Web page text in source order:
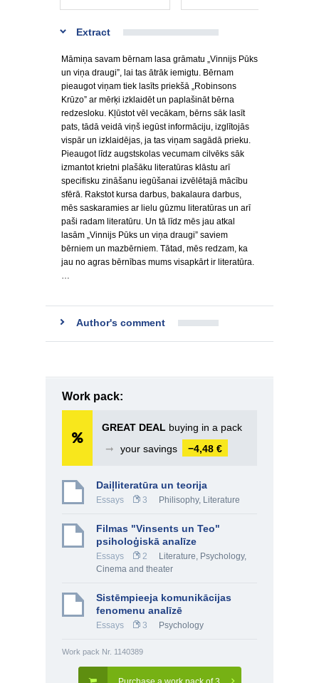
Extract
Māmiņa savam bērnam lasa grāmatu „Vinnijs Pūks
un viņa draugi”, lai tas ātrāk iemigtu. Bērnam
pieaugot viņam tiek lasīts priekšā „Robinsons
Krūzo” ar mērķi izklaidēt un paplašināt bērna
redzesloku. Kļūstot vēl vecākam, bērns sāk lasīt
pats, tādā veidā viņš iegūst informāciju, izglītojās
vispār un izklaidējas, ja tas viņam sagādā prieku.
Pieaugot līdz augstskolas vecumam cilvēks sāk
izmantot krietni plašāku literatūras klāstu arī
specifisku zināšanu iegūšanai izvēlētajā mācību
sfērā. Rakstot kursa darbus, bakalaura darbus,
mēs saskaramies ar lielu gūzmu literatūras un arī
paši radam literatūru. Un tā līdz mēs jau atkal
lasām „Vinnijs Pūks un viņa draugi” saviem
bērniem un mazbērniem. Tātad, mēs redzam, ka
jau no agras bērnības mums visapkārt ir literatūra.
…
Author's comment
Work pack:
GREAT DEAL buying in a pack
➞
your savings −4,48 €
Daiļliteratūra un teorija
Essays 3 Philisophy, Literature
Filmas "Vinsents un Teo"
psiholoģiskā analīze
Essays 2 Literature, Psychology,
Cinema and theater
Sistēmpieeja komunikācijas
fenomenu analīzē
Essays 3 Psychology
Work pack Nr. 1140389